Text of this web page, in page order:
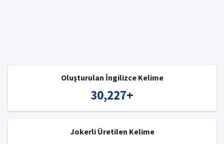
Oluşturulan İngilizce Kelime
30,227+
Jokerli Üretilen Kelime